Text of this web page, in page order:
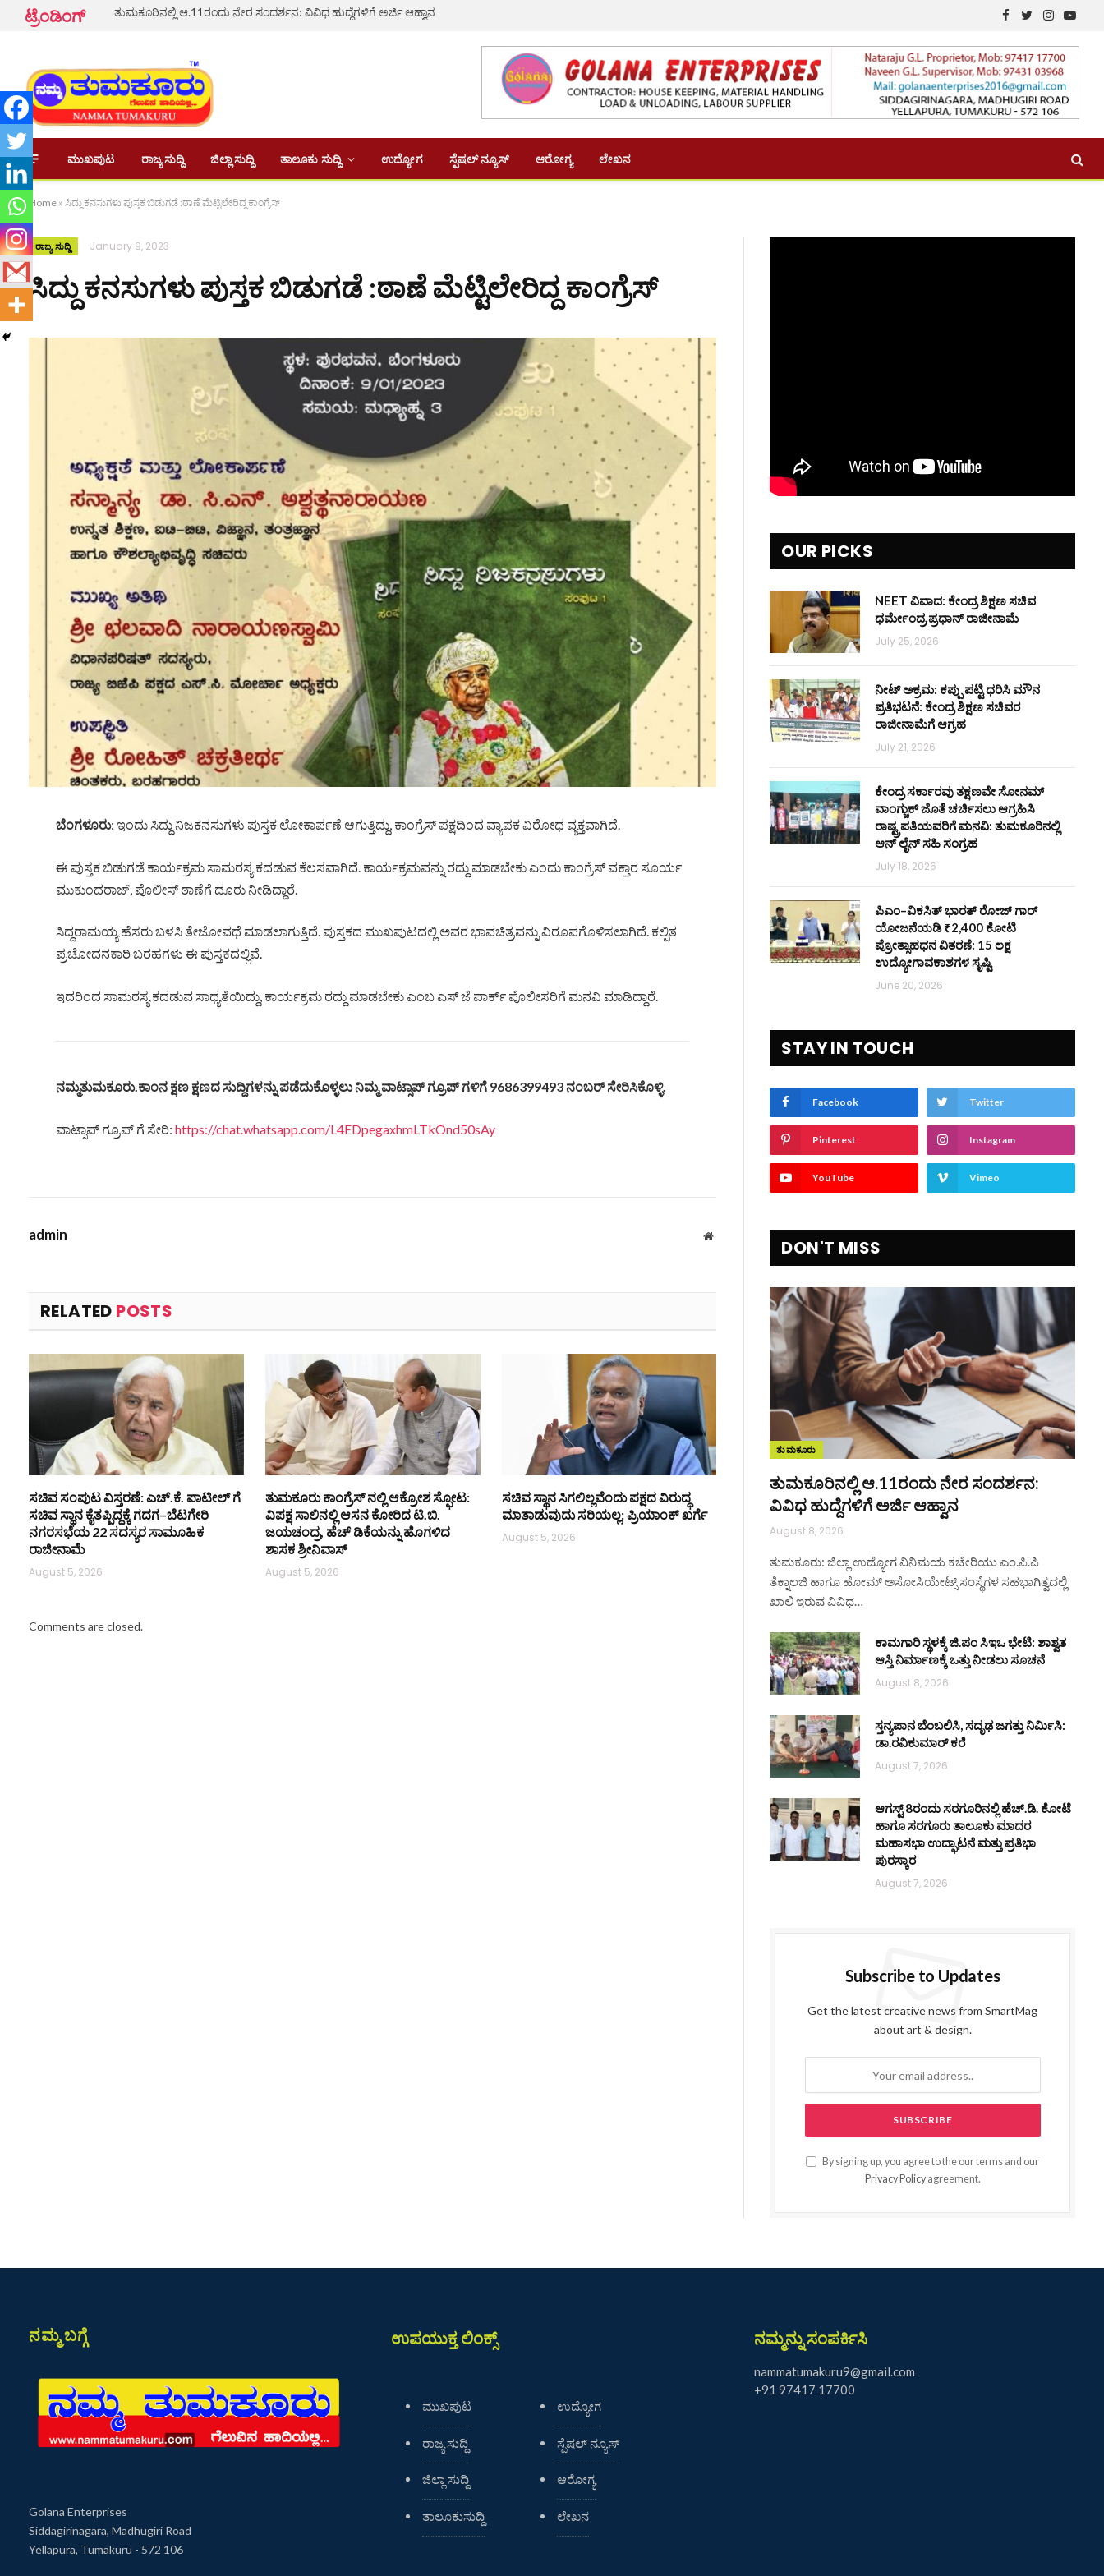
ಟ್ರೆಂಡಿಂಗ್ ತುಮಕೂರಿನಲ್ಲಿ ಆ.11ರಂದು ನೇರ ಸಂದರ್ಶನ: ವಿವಿಧ ಹುದ್ದೆಗಳಿಗೆ ಅರ್ಜಿ ಆಹ್ವಾನ
Facebook
TwitterInstagram
ಮುಖಪುಟ ರಾಜ್ಯ ಸುದ್ದಿ ಜಿಲ್ಲಾ ಸುದ್ದಿ ತಾಲೂಕು ಸುದ್ದಿ ಉದ್ಯೋಗ ಸ್ಪೆಷಲ್ ನ್ಯೂಸ್ ಆರೋಗ್ಯ ಲೇಖನ
Home » ಸಿದ್ದು ಕನಸುಗಳು ಪುಸ್ತಕ ಬಿಡುಗಡೆ :ಠಾಣೆ ಮೆಟ್ಟಿಲೇರಿದ್ದ ಕಾಂಗ್ರೆಸ್
ರಾಜ್ಯ ಸುದ್ದಿ January 9, 2023
ಸಿದ್ದು ಕನಸುಗಳು ಪುಸ್ತಕ ಬಿಡುಗಡೆ :ಠಾಣೆ ಮೆಟ್ಟಿಲೇರಿದ್ದ ಕಾಂಗ್ರೆಸ್
ಬೆಂಗಳೂರು: ಇಂದು ಸಿದ್ದು ನಿಜಕನಸುಗಳು ಪುಸ್ತಕ ಲೋಕಾರ್ಪಣೆ ಆಗುತ್ತಿದ್ದು, ಕಾಂಗ್ರೆಸ್‌ ಪಕ್ಷದಿಂದ ವ್ಯಾಪಕ ವಿರೋಧ ವ್ಯಕ್ತವಾಗಿದೆ.
ಈ ಪುಸ್ತಕ ಬಿಡುಗಡೆ ಕಾರ್ಯಕ್ರಮ ಸಾಮರಸ್ಯ ಕದಡುವ ಕೆಲಸವಾಗಿದೆ. ಕಾರ್ಯಕ್ರಮವನ್ನು ರದ್ದು ಮಾಡಬೇಕು ಎಂದು ಕಾಂಗ್ರೆಸ್ ವಕ್ತಾರ ಸೂರ್ಯ
ಮುಕುಂದರಾಜ್, ಪೊಲೀಸ್ ಠಾಣೆಗೆ ದೂರು ನೀಡಿದ್ದಾರೆ.
ಸಿದ್ದರಾಮಯ್ಯ ಹೆಸರು ಬಳಸಿ ತೇಜೋವಧೆ ಮಾಡಲಾಗುತ್ತಿದೆ. ಪುಸ್ತಕದ ಮುಖಪುಟದಲ್ಲಿ ಅವರ ಭಾವಚಿತ್ರವನ್ನು ವಿರೂಪಗೊಳಿಸಲಾಗಿದೆ. ಕಲ್ಪಿತ
ಪ್ರಚೋದನಕಾರಿ ಬರಹಗಳು ಈ ಪುಸ್ತಕದಲ್ಲಿವೆ.
ಇದರಿಂದ ಸಾಮರಸ್ಯ ಕದಡುವ ಸಾಧ್ಯತೆಯಿದ್ದು, ಕಾರ್ಯಕ್ರಮ ರದ್ದು ಮಾಡಬೇಕು ಎಂಬ ಎಸ್ ಜೆ ಪಾರ್ಕ್ ಪೊಲೀಸರಿಗೆ ಮನವಿ‌ ಮಾಡಿದ್ದಾರೆ.
ನಮ್ಮತುಮಕೂರು.ಕಾಂನ ಕ್ಷಣ ಕ್ಷಣದ ಸುದ್ದಿಗಳನ್ನು ಪಡೆದುಕೊಳ್ಳಲು ನಿಮ್ಮ ವಾಟ್ಸಾಪ್ ಗ್ರೂಪ್ ಗಳಿಗೆ 9686399493 ನಂಬರ್ ಸೇರಿಸಿಕೊಳ್ಳಿ.
ವಾಟ್ಸಾಪ್ ಗ್ರೂಪ್ ಗೆ ಸೇರಿ: https://chat.whatsapp.com/L4EDpegaxhmLTkOnd50sAy
admin Website
RELATED POSTS
ಸಚಿವ ಸಂಪುಟ ವಿಸ್ತರಣೆ: ಎಚ್.ಕೆ. ಪಾಟೀಲ್ ಗೆ
ಸಚಿವ ಸ್ಥಾನ ಕೈತಪ್ಪಿದ್ದಕ್ಕೆ ಗದಗ–ಬೆಟಗೇರಿ
ನಗರಸಭೆಯ 22 ಸದಸ್ಯರ ಸಾಮೂಹಿಕ
ರಾಜೀನಾಮೆ
August 5, 2026
ತುಮಕೂರು ಕಾಂಗ್ರೆಸ್ ನಲ್ಲಿ ಆಕ್ರೋಶ ಸ್ಫೋಟ:
ವಿಪಕ್ಷ ಸಾಲಿನಲ್ಲಿ ಆಸನ ಕೋರಿದ ಟಿ.ಬಿ.
ಜಯಚಂದ್ರ, ಹೆಚ್ ಡಿಕೆಯನ್ನು ಹೊಗಳಿದ
ಶಾಸಕ ಶ್ರೀನಿವಾಸ್
August 5, 2026
ಸಚಿವ ಸ್ಥಾನ ಸಿಗಲಿಲ್ಲವೆಂದು ಪಕ್ಷದ ವಿರುದ್ಧ
ಮಾತಾಡುವುದು ಸರಿಯಲ್ಲ: ಪ್ರಿಯಾಂಕ್ ಖರ್ಗೆ
August 5, 2026
Comments are closed.
OUR PICKS
NEET ವಿವಾದ: ಕೇಂದ್ರ ಶಿಕ್ಷಣ ಸಚಿವ
ಧರ್ಮೇಂದ್ರ ಪ್ರಧಾನ್ ರಾಜೀನಾಮೆ
July 25, 2026
ನೀಟ್ ಅಕ್ರಮ: ಕಪ್ಪು ಪಟ್ಟಿ ಧರಿಸಿ ಮೌನ
ಪ್ರತಿಭಟನೆ: ಕೇಂದ್ರ ಶಿಕ್ಷಣ ಸಚಿವರ
ರಾಜೀನಾಮೆಗೆ ಆಗ್ರಹ
July 21, 2026
ಕೇಂದ್ರ ಸರ್ಕಾರವು ತಕ್ಷಣವೇ ಸೋನಮ್
ವಾಂಗ್ಚುಕ್ ಜೊತೆ ಚರ್ಚಿಸಲು ಆಗ್ರಹಿಸಿ
ರಾಷ್ಟ್ರಪತಿಯವರಿಗೆ ಮನವಿ: ತುಮಕೂರಿನಲ್ಲಿ
ಆನ್‌ ಲೈನ್ ಸಹಿ ಸಂಗ್ರಹ
July 18, 2026
ಪಿಎಂ–ವಿಕಸಿತ್ ಭಾರತ್ ರೋಜ್‌ ಗಾರ್
ಯೋಜನೆಯಡಿ ₹2,400 ಕೋಟಿ
ಪ್ರೋತ್ಸಾಹಧನ ವಿತರಣೆ: 15 ಲಕ್ಷ
ಉದ್ಯೋಗಾವಕಾಶಗಳ ಸೃಷ್ಟಿ
June 20, 2026
STAY IN TOUCH
Facebook Twitter
Pinterest Instagram
YouTube Vimeo
DON'T MISS
ತುಮಕೂರು
ತುಮಕೂರಿನಲ್ಲಿ ಆ.11ರಂದು ನೇರ ಸಂದರ್ಶನ:
ವಿವಿಧ ಹುದ್ದೆಗಳಿಗೆ ಅರ್ಜಿ ಆಹ್ವಾನ
August 8, 2026
ತುಮಕೂರು: ಜಿಲ್ಲಾ ಉದ್ಯೋಗ ವಿನಿಮಯ ಕಚೇರಿಯು ಎಂ.ಪಿ.ಪಿ
ತೆಕ್ನಾಲಜಿ ಹಾಗೂ ಹೋಮ್ ಅಸೋಸಿಯೇಟ್ಸ್ ಸಂಸ್ಥೆಗಳ ಸಹಭಾಗಿತ್ವದಲ್ಲಿ
ಖಾಲಿ ಇರುವ ವಿವಿಧ…
ಕಾಮಗಾರಿ ಸ್ಥಳಕ್ಕೆ ಜಿ.ಪಂ ಸಿಇಒ ಭೇಟಿ: ಶಾಶ್ವತ
ಆಸ್ತಿ ನಿರ್ಮಾಣಕ್ಕೆ ಒತ್ತು ನೀಡಲು ಸೂಚನೆ
August 8, 2026
ಸ್ತನ್ಯಪಾನ ಬೆಂಬಲಿಸಿ, ಸದೃಢ ಜಗತ್ತು ನಿರ್ಮಿಸಿ:
ಡಾ.ರವಿಕುಮಾರ್ ಕರೆ
August 7, 2026
ಆಗಸ್ಟ್ 8ರಂದು ಸರಗೂರಿನಲ್ಲಿ ಹೆಚ್.ಡಿ. ಕೋಟೆ
ಹಾಗೂ ಸರಗೂರು ತಾಲೂಕು ಮಾದರ
ಮಹಾಸಭಾ ಉದ್ಘಾಟನೆ ಮತ್ತು ಪ್ರತಿಭಾ
ಪುರಸ್ಕಾರ
August 7, 2026
Subscribe to Updates
Get the latest creative news from SmartMag
about art & design.
By signing up, you agree to the our terms and our
Privacy Policyagreement.
ನಮ್ಮ ಬಗ್ಗೆ
Golana Enterprises
Siddagirinagara, Madhugiri Road
Yellapura, Tumakuru - 572 106
ಉಪಯುಕ್ತ ಲಿಂಕ್ಸ್
ಮುಖಪುಟ
ರಾಜ್ಯ ಸುದ್ದಿ
ಜಿಲ್ಲಾ ಸುದ್ದಿ
ತಾಲೂಕುಸುದ್ದಿ
ಉದ್ಯೋಗ
ಸ್ಪೆಷಲ್ ನ್ಯೂಸ್
ಆರೋಗ್ಯ
ಲೇಖನ
ನಮ್ಮನ್ನು ಸಂಪರ್ಕಿಸಿ
nammatumakuru9@gmail.com
+91 97417 17700